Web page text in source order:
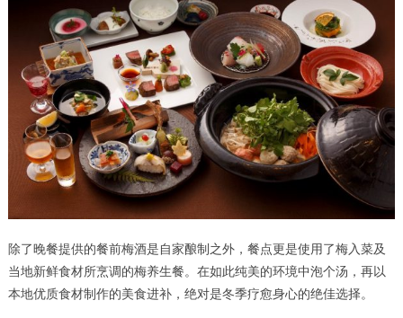
除了晚餐提供的餐前梅酒是自家酿制之外，餐点更是使用了梅入菜及
当地新鲜食材所烹调的梅养生餐。在如此纯美的环境中泡个汤，再以
本地优质食材制作的美食进补，绝对是冬季疗愈身心的绝佳选择。